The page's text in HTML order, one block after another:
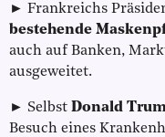
► Frankreichs
bestehende
auch auf Banken,
ausgeweitet.
► Selbst Donald
Besuch eines